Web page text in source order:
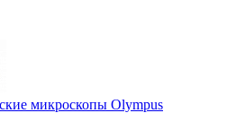
микроскопы Olympus